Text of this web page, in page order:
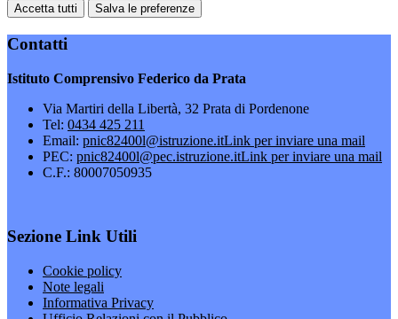
Accetta tutti Salva le preferenze
Contatti
Istituto Comprensivo Federico da Prata
Via Martiri della Libertà, 32 Prata di Pordenone
Tel: 0434 425 211
Email: pnic82400l@istruzione.itLink per inviare una mail
PEC: pnic82400l@pec.istruzione.itLink per inviare una mail
C.F.: 80007050935
Sezione Link Utili
Cookie policy
Note legali
Informativa Privacy